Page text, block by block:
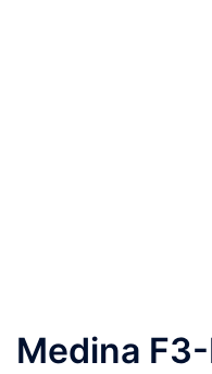
Medina